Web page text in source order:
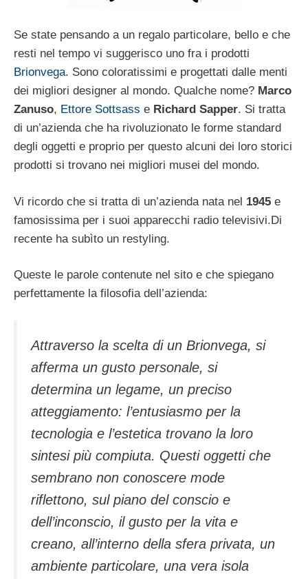
Se state pensando a un regalo particolare, bello e che
resti nel tempo vi suggerisco uno fra i prodotti
Brionvega. Sono coloratissimi e progettati dalle menti
dei migliori designer al mondo. Qualche nome? Marco
Zanuso, Ettore Sottsass e Richard Sapper. Si tratta
di un’azienda che ha rivoluzionato le forme standard
degli oggetti e proprio per questo alcuni dei loro storici
prodotti si trovano nei migliori musei del mondo.
Vi ricordo che si tratta di un’azienda nata nel 1945 e
famosissima per i suoi apparecchi radio televisivi.Di
recente ha subìto un restyling.
Queste le parole contenute nel sito e che spiegano
perfettamente la filosofia dell’azienda:
Attraverso la scelta di un Brionvega, si
afferma un gusto personale, si
determina un legame, un preciso
atteggiamento: l’entusiasmo per la
tecnologia e l’estetica trovano la loro
sintesi più compiuta. Questi oggetti che
sembrano non conoscere mode
riflettono, sul piano del conscio e
dell’inconscio, il gusto per la vita e
creano, all’interno della sfera privata, un
ambiente particolare, una vera isola